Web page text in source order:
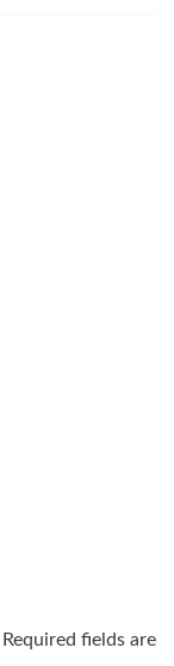
Required fields are